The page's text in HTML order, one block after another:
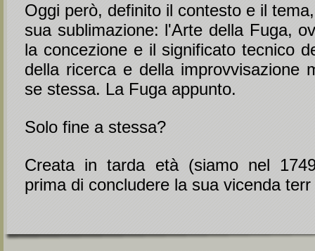
Oggi però, definito il contesto e il
sua sublimazione: l'Arte della Fuga,
la concezione e il significato tecnico
della ricerca e della improvvisazione
se stessa. La Fuga appunto.
Solo fine a stessa?
Creata in tarda età (siamo nel
prima di concludere la sua vicenda